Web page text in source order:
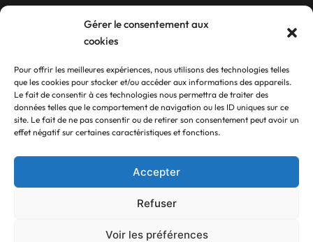
Gérer le consentement aux
cookies
Pour offrir les meilleures expériences, nous utilisons des technologies telles
que les cookies pour stocker et/ou accéder aux informations des appareils.
Le fait de consentir à ces technologies nous permettra de traiter des
données telles que le comportement de navigation ou les ID uniques sur ce
site. Le fait de ne pas consentir ou de retirer son consentement peut avoir un
effet négatif sur certaines caractéristiques et fonctions.
Accepter
Refuser
Voir les préférences
Z.A du Ball-Trap
17340 Châtelaillon-Plage
05 46 56 23 45
Suivez-nous